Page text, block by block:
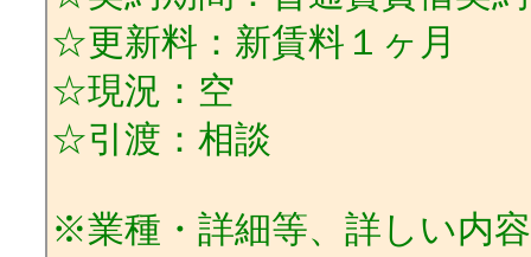
☆更新料：新賃料１ヶ月
☆現況：空
☆引渡：相談
※業種・詳細等、詳しい内